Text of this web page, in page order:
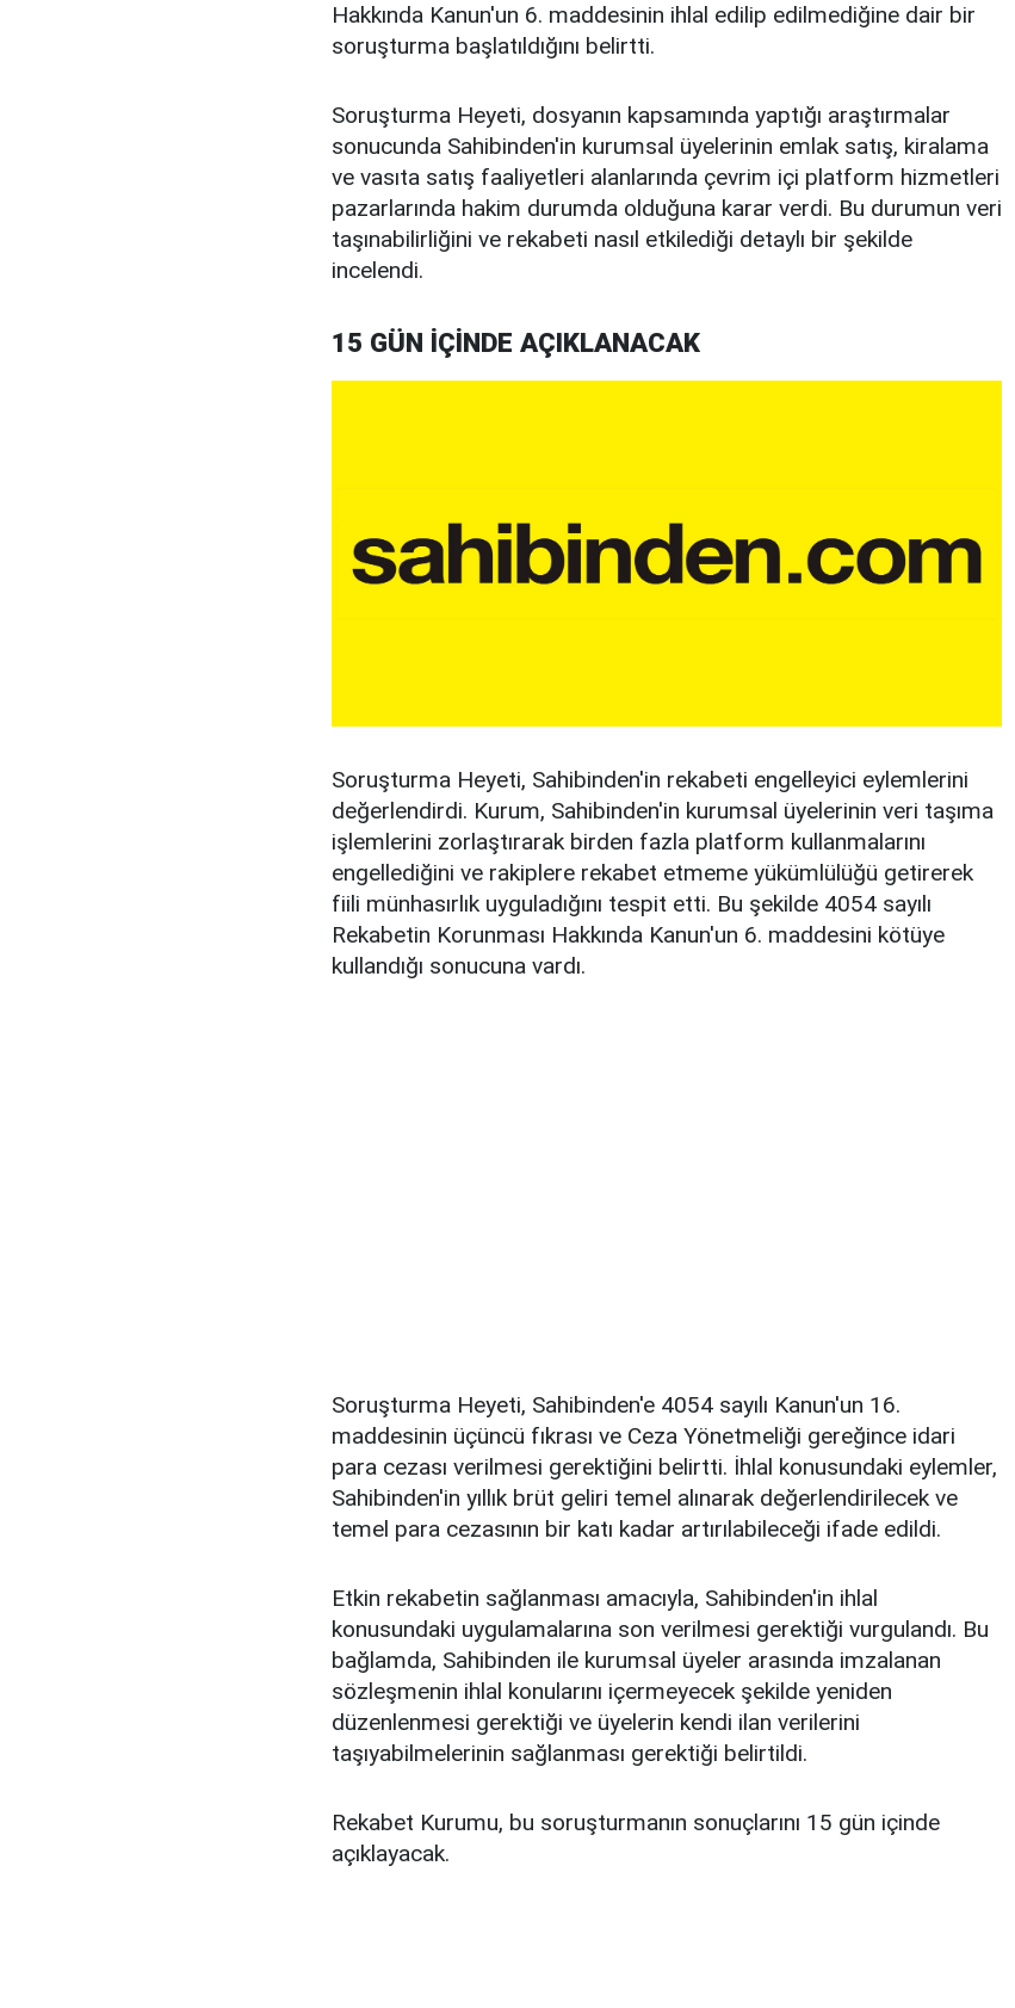
Hakkında Kanun'un 6. maddesinin ihlal edilip edilmediğine dair bir
soruşturma başlatıldığını belirtti.
Soruşturma Heyeti, dosyanın kapsamında yaptığı araştırmalar
sonucunda Sahibinden'in kurumsal üyelerinin emlak satış, kiralama
ve vasıta satış faaliyetleri alanlarında çevrim içi platform hizmetleri
pazarlarında hakim durumda olduğuna karar verdi. Bu durumun veri
taşınabilirliğini ve rekabeti nasıl etkilediği detaylı bir şekilde
incelendi.
15 GÜN İÇİNDE AÇIKLANACAK
Soruşturma Heyeti, Sahibinden'in rekabeti engelleyici eylemlerini
değerlendirdi. Kurum, Sahibinden'in kurumsal üyelerinin veri taşıma
işlemlerini zorlaştırarak birden fazla platform kullanmalarını
engellediğini ve rakiplere rekabet etmeme yükümlülüğü getirerek
fiili münhasırlık uyguladığını tespit etti. Bu şekilde 4054 sayılı
Rekabetin Korunması Hakkında Kanun'un 6. maddesini kötüye
kullandığı sonucuna vardı.
Soruşturma Heyeti, Sahibinden'e 4054 sayılı Kanun'un 16.
maddesinin üçüncü fıkrası ve Ceza Yönetmeliği gereğince idari
para cezası verilmesi gerektiğini belirtti. İhlal konusundaki eylemler,
Sahibinden'in yıllık brüt geliri temel alınarak değerlendirilecek ve
temel para cezasının bir katı kadar artırılabileceği ifade edildi.
Etkin rekabetin sağlanması amacıyla, Sahibinden'in ihlal
konusundaki uygulamalarına son verilmesi gerektiği vurgulandı. Bu
bağlamda, Sahibinden ile kurumsal üyeler arasında imzalanan
sözleşmenin ihlal konularını içermeyecek şekilde yeniden
düzenlenmesi gerektiği ve üyelerin kendi ilan verilerini
taşıyabilmelerinin sağlanması gerektiği belirtildi.
Rekabet Kurumu, bu soruşturmanın sonuçlarını 15 gün içinde
açıklayacak.